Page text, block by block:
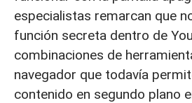
especialistas remarcan que
función secreta dentro de
combinaciones de
navegador que todavía
contenido en segundo plano